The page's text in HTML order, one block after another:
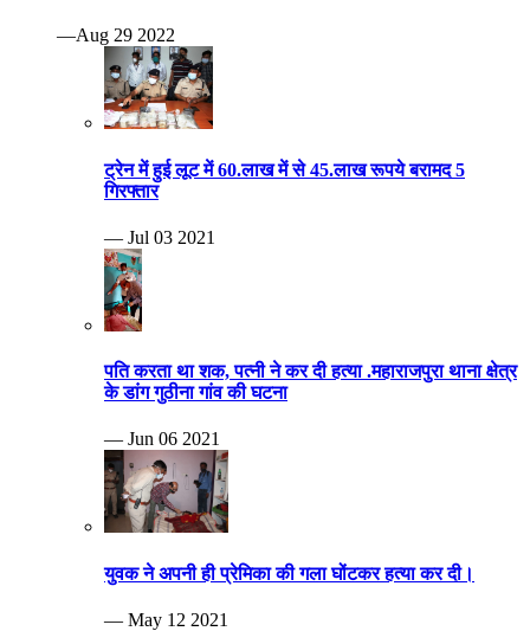
—Aug 29 2022
ट्रेन में हुई लूट में 60.लाख में से 45.लाख रूपये बरामद 5
गिरफ्तार
— Jul 03 2021
पति करता था शक, पत्नी ने कर दी हत्या .महाराजपुरा थाना क्षेत्र
के डांग गुठीना गांव की घटना
— Jun 06 2021
युवक ने अपनी ही प्रेमिका की गला घोंटकर हत्या कर दी।
— May 12 2021